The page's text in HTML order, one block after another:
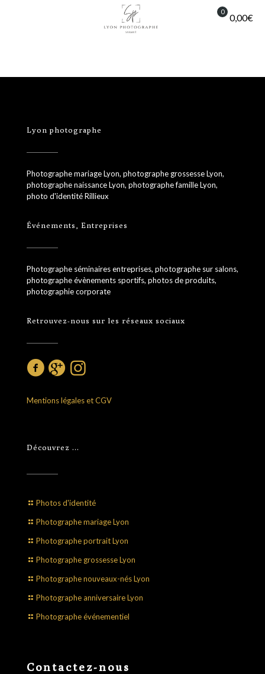
0
0,00€
Lyon photographe
Photographe mariage Lyon, photographe grossesse Lyon,
photographe naissance Lyon, photographe famille Lyon,
photo d'identité Rillieux
Événements, Entreprises
Photographe séminaires entreprises, photographe sur salons,
photographe évènements sportifs, photos de produits,
photographie corporate
Retrouvez-nous sur les réseaux sociaux
Mentions légales et CGV
Découvrez …
Photos d'identité
Photographe mariage Lyon
Photographe portrait Lyon
Photographe grossesse Lyon
Photographe nouveaux-nés Lyon
Photographe anniversaire Lyon
Photographe événementiel
Contactez-nous